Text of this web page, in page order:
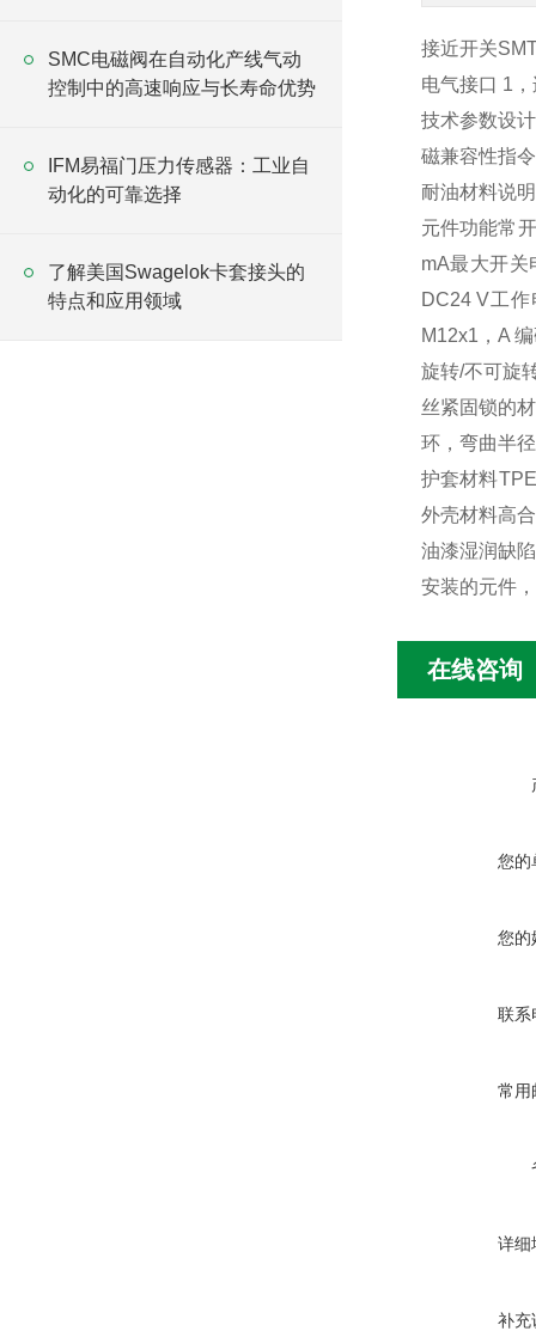
SMC电磁阀在自动化产线气动
控制中的高速响应与长寿命优势
IFM易福门压力传感器：工业自
动化的可靠选择
了解美国Swagelok卡套接头的
特点和应用领域
接近开关
电气接口 1
技术参数设
磁兼容性指
耐油材料说
元件功能常
mA最大开
DC24 V工
M12x1，A
旋转/不可旋
丝紧固锁的
环，弯曲半
护套材料
外壳材料高
油漆湿润缺
安装的元件
在线咨询
您的
您的
联系
常用
详细
补充